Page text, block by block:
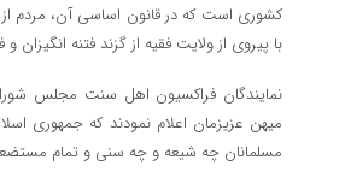
کشوری است که در قانون اساسی آن، مردم
با پیروی از ولایت فقیه از گزند فتنه انگیزان
نمایندگان فراکسیون اهل سنت مجلس
میهن عزیزمان اعلام نمودند که جمهوری
مسلمانان چه شیعه و چه سنی و تمام